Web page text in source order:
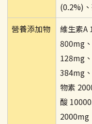
(0.2%)
營養添加物
維生素A
800mg
128mg
384mg
物素
酸
2000mg